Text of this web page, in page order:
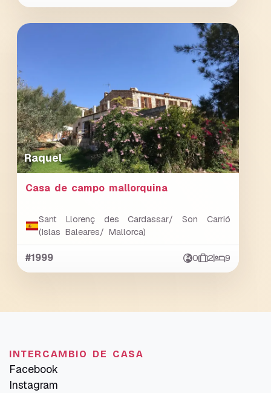
Raquel
Casa de campo mallorquina
Sant Llorenç des Cardassar/ Son Carrió
(Islas Baleares/ Mallorca)
#1999 0 2 9
INTERCAMBIO DE CASA
Facebook
Instagram